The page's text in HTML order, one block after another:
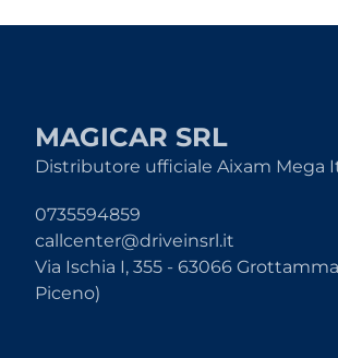
MAGICAR SRL
Distributore ufficiale Aixam Mega
0735594859
callcenter@driveinsrl.it
Via Ischia I, 355 - 63066
Piceno)